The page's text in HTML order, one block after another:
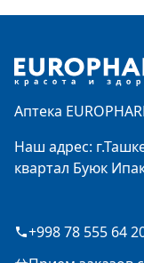
Аптека
Наш адрес:
квартал Буюк
+998 78 555 64